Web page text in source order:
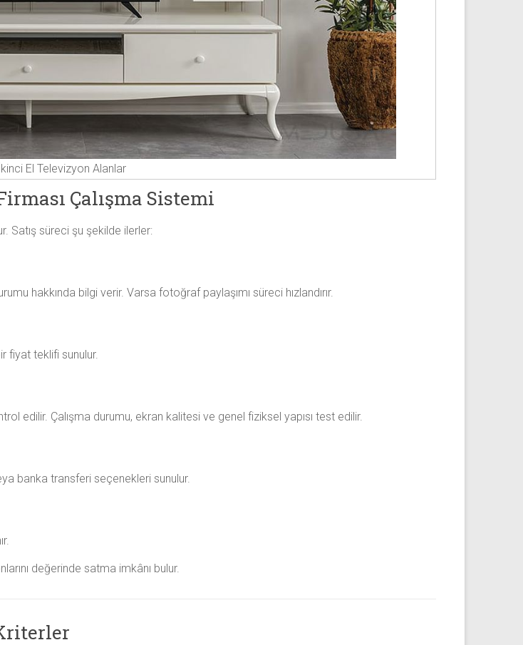
El Televizyon Alanlar
Çalışma Sistemi
Satış süreci şu şekilde ilerler:
hakkında bilgi verir. Varsa fotoğraf paylaşımı süreci hızlandırır.
fiyat teklifi sunulur.
edilir. Çalışma durumu, ekran kalitesi ve genel fiziksel yapısı test edilir.
banka transferi seçenekleri sunulur.
değerinde satma imkânı bulur.